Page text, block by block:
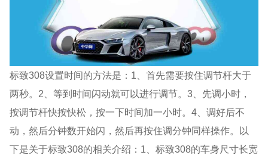
标致308设置时间的方法是：1、首先需要按住调节杆大于
两秒。2、等到时间闪动就可以进行调节。3、先调小时，
按调节杆快按快松，按一下时间加一小时。4、调好后不
动，然后分钟数开始闪，然后再按住调分钟同样操作。以
下是关于标致308的相关介绍：1、标致308的车身尺寸长宽